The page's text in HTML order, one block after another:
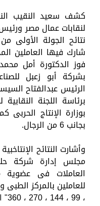
كشف سعيد النقيب
لنقابات عمال مصر ورئيس
نتائح الجولة الأولى من
شارك فيها العاملين
فوز الدكتورة أمل
بشركة أبو زعبل
الرئيس عبدالفتاح
برئاسة اللجنة
بجانب 6 من الرجال.
وأشارت النتائح
العاملات فى عضوية
، 99 ، 144 ، 270 ، 360" الحربى.